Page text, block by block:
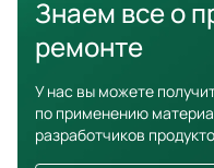
Знаем все о
ремонте
У нас вы можете
по применению
разработчиков